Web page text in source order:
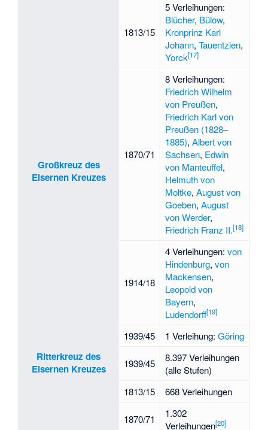
Großkreuz des
Eisernen Kreuzes
1813/15
5 Verleihungen:
Blücher, Bülow,
Kronprinz Karl
Johann, Tauentzien,
Yorck[17]
1870/71
8 Verleihungen:
Friedrich Wilhelm
von Preußen,
Friedrich Karl von
Preußen (1828–
1885), Albert von
Sachsen, Edwin
von Manteuffel,
Helmuth von
Moltke, August von
Goeben, August
von Werder,
Friedrich Franz II.[18]
1914/18
4 Verleihungen: von
Hindenburg, von
Mackensen,
Leopold von
Bayern,
Ludendorff[19]
1939/45 1 Verleihung: Göring
Ritterkreuz des
Eisernen Kreuzes
1939/45
8.397 Verleihungen
(alle Stufen)
1813/15 668 Verleihungen
1870/71
1.302
Verleihungen[20]